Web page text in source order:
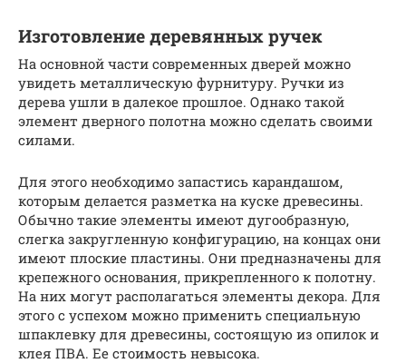
Изготовление деревянных ручек
На основной части современных дверей можно
увидеть металлическую фурнитуру. Ручки из
дерева ушли в далекое прошлое. Однако такой
элемент дверного полотна можно сделать своими
силами.
Для этого необходимо запастись карандашом,
которым делается разметка на куске древесины.
Обычно такие элементы имеют дугообразную,
слегка закругленную конфигурацию, на концах они
имеют плоские пластины. Они предназначены для
крепежного основания, прикрепленного к полотну.
На них могут располагаться элементы декора. Для
этого с успехом можно применить специальную
шпаклевку для древесины, состоящую из опилок и
клея ПВА. Ее стоимость невысока.